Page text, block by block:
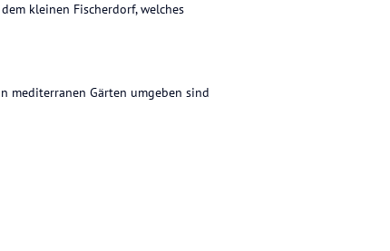
kleinen Fischerdorf, welches
mediterranen Gärten umgeben sind
Angebot an Speisen und